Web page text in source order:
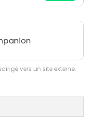
vers un site externe.